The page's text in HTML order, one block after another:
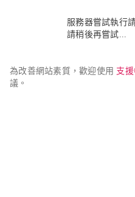
服務器嘗試執行
請稍後再嘗試...
為改善網站素質，歡迎使用 支
議。